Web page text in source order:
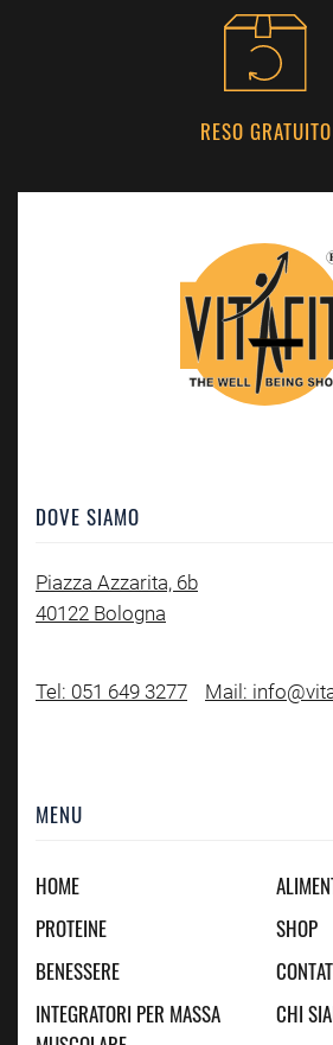
RESO GRATUITO
DOVE SIAMO
Piazza Azzarita, 6b
40122 Bologna
Tel: 051 649 3277 Mail:
MENU
HOME
PROTEINE
BENESSERE
INTEGRATORI PER MASSA
SHOP
CHI